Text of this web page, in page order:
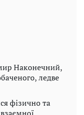
Наконечний,
ледве
фізично та